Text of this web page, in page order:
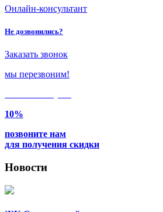
Онлайн-консультант
Не дозвонились?
Заказать звонок
мы перезвоним!
10%
позвоните нам
для получения скидки
Новости